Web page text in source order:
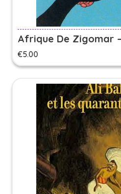
Afrique De Zigomar
€5.00